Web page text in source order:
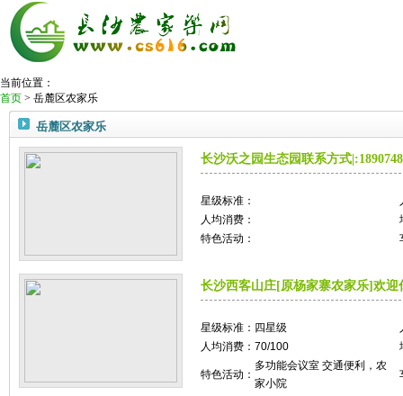
今日推荐农家乐：
网站首页
热门农家乐
会务住宿
活动策划
当前位置：
首页 > 岳麓区农家乐
岳麓区农家乐
长沙沃之园生态园联系方式
星级标准：
人均消费：
特色活动：
长沙西客山庄[原杨家寨农家乐]欢迎
星级标准： 四星级
人均消费： 70/100
特色活动：
多功能会议室 交通便利，农
家小院